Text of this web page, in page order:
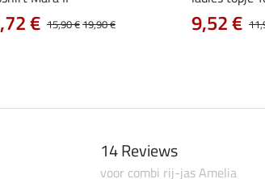
15,90 €19,90 €
€ 9,52 €
14 Reviews
voor combi rij-jas Amelia